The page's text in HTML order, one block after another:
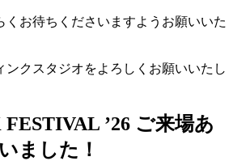
くお待ちくださいますようお願いいた
ンクスタジオをよろしくお願いいたし
’26 ご来場あ
ました！